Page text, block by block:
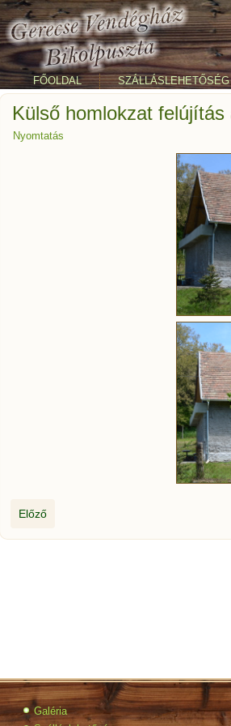
FŐOLDAL SZÁLLÁSLEHETŐSÉG
Külső homlokzat felújítás
Nyomtatás
Előző
Galéria